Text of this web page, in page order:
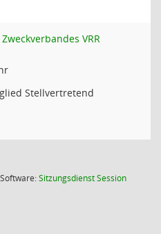
VRR
Stellvertretend
Software:SitzungsdienstSession(Wird in